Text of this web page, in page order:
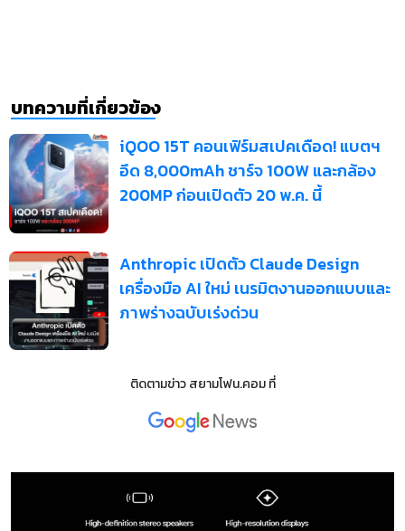
บทความที่เกี่ยวข้อง
iQOO 15T คอนเฟิร์มสเปคเดือด! แบตฯ
อึด 8,000mAh ชาร์จ 100W และกล้อง
200MP ก่อนเปิดตัว 20 พ.ค. นี้
Anthropic เปิดตัว Claude Design
เครื่องมือ AI ใหม่ เนรมิตงานออกแบบและ
ภาพร่างฉบับเร่งด่วน
ติดตามข่าวสยามโฟน.คอมที่